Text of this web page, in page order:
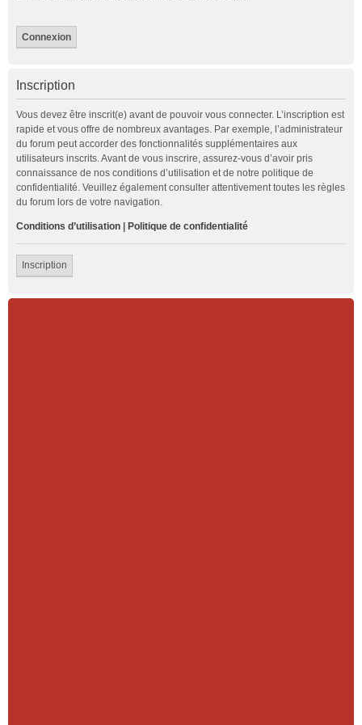
Inscription
Vous devez être inscrit(e) avant de pouvoir vous connecter. L’inscription est
rapide et vous offre de nombreux avantages. Par exemple, l’administrateur
du forum peut accorder des fonctionnalités supplémentaires aux
utilisateurs inscrits. Avant de vous inscrire, assurez-vous d’avoir pris
connaissance de nos conditions d’utilisation et de notre politique de
confidentialité. Veuillez également consulter attentivement toutes les règles
du forum lors de votre navigation.
Conditions d’utilisation Politique de confidentialité
Inscription